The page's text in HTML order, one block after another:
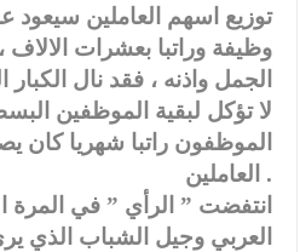
توزيع اسهم العاملين سيعود
وظيفة وراتبا بعشرات الالاف
الجمل واذنه ، فقد نال
لا تؤكل لبقية الموظفين
الموظفون راتبا شهريا كان
العاملين .
العربي وجيل الشباب الذي